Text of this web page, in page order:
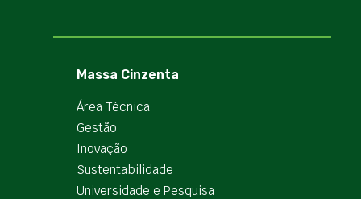
Massa Cinzenta
Área Técnica
Gestão
Inovação
Sustentabilidade
Universidade e Pesquisa